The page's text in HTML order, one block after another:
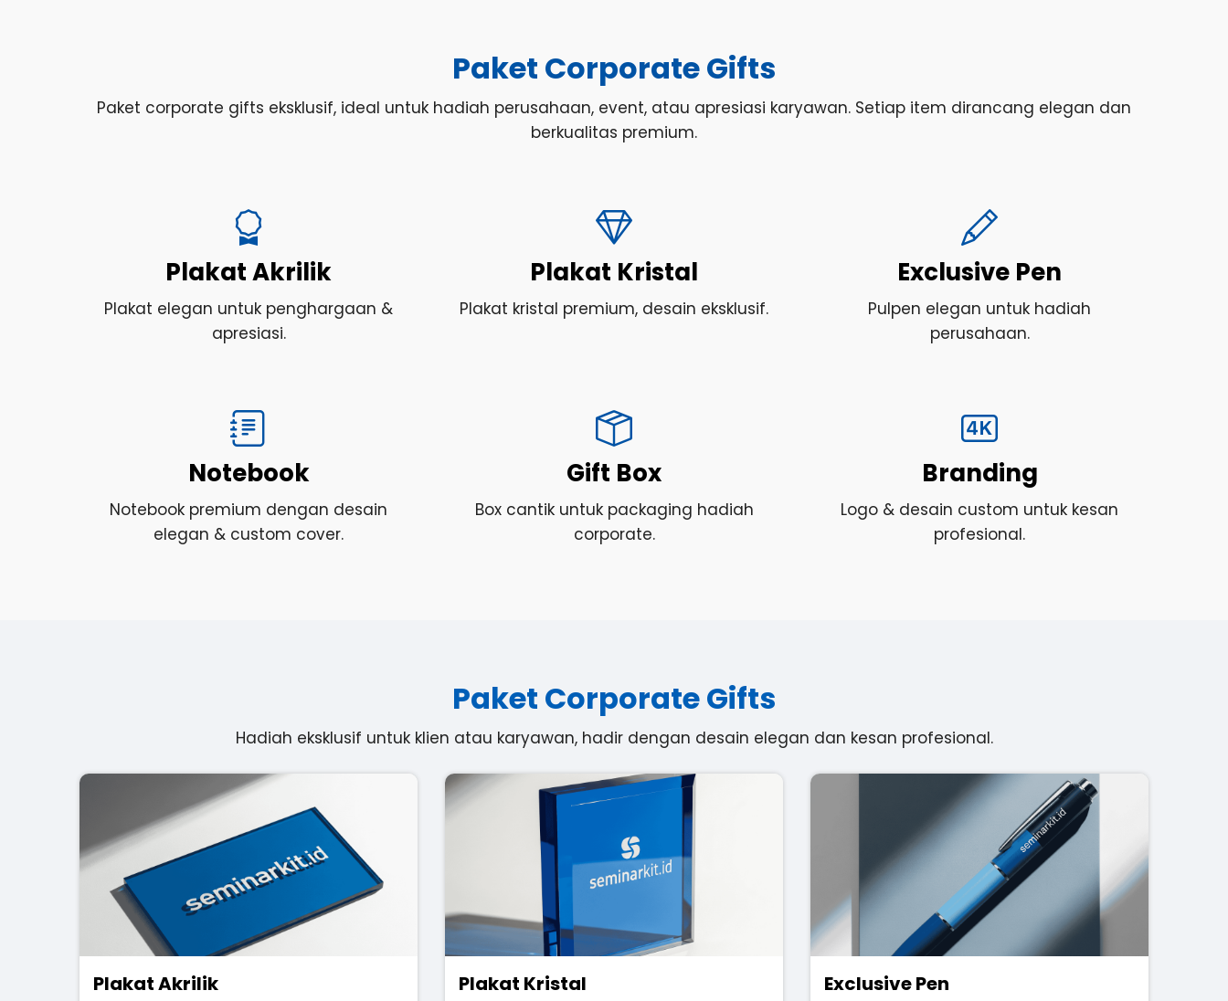
Paket Corporate Gifts
Paket corporate gifts eksklusif, ideal untuk hadiah perusahaan, event, atau apresiasi karyawan. Setiap item dirancang elegan dan
berkualitas premium.
Plakat Akrilik
Plakat elegan untuk penghargaan &
apresiasi.
Plakat Kristal
Plakat kristal premium, desain eksklusif.
Exclusive Pen
Pulpen elegan untuk hadiah
perusahaan.
Notebook
Notebook premium dengan desain
elegan & custom cover.
Gift Box
Box cantik untuk packaging hadiah
corporate.
Branding
Logo & desain custom untuk kesan
profesional.
Paket Corporate Gifts
Hadiah eksklusif untuk klien atau karyawan, hadir dengan desain elegan dan kesan profesional.
Plakat Akrilik Plakat Kristal Exclusive Pen